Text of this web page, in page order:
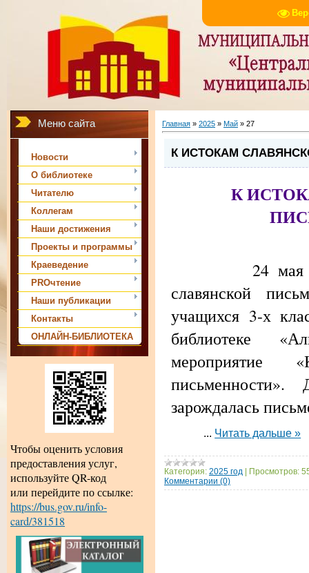
Меню сайта
Новости
О библиотеке
Читателю
Коллегам
Наши достижения
Проекты и программы
Краеведение
PROчтение
Наши публикации
Контакты
ОНЛАЙН-БИБЛИОТЕКА
Чтобы оценить условия
предоставления услуг,
используйте QR-код
или перейдите по ссылке:
https://bus.gov.ru/info-
card/381518
Главная » 2025 » Май » 27
К ИСТОКАМ
К
24 мая в
славянской
учащихся 3-х
библиотеке
мероприятие
зарождалась
... Читать дальше »
Категория: 2025 год Просмотров:
Комментарии (0)